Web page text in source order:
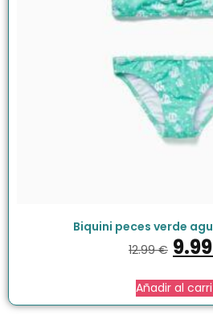
Biquini peces verde
12.99€ 9.99
Añadir al